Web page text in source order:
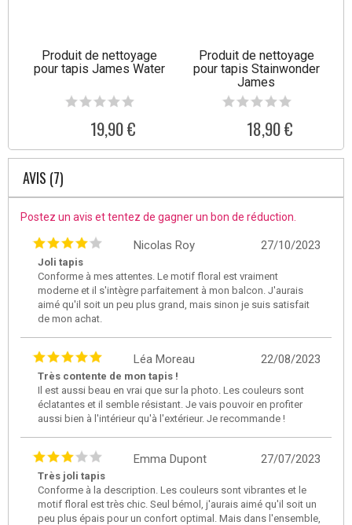
Produit de nettoyage
pour tapis James Water
19,90 €
Produit de nettoyage
pour tapis Stainwonder
James
18,90 €
AVIS (7)
Postez un avis et tentez de gagner un bon de réduction.
27/10/2023
Nicolas Roy
Joli tapis
Conforme à mes attentes. Le motif floral est vraiment
moderne et il s'intègre parfaitement à mon balcon. J'aurais
aimé qu'il soit un peu plus grand, mais sinon je suis satisfait
de mon achat.
22/08/2023
Léa Moreau
Très contente de mon tapis !
Il est aussi beau en vrai que sur la photo. Les couleurs sont
éclatantes et il semble résistant. Je vais pouvoir en profiter
aussi bien à l'intérieur qu'à l'extérieur. Je recommande !
27/07/2023
Emma Dupont
Très joli tapis
Conforme à la description. Les couleurs sont vibrantes et le
motif floral est très chic. Seul bémol, j'aurais aimé qu'il soit un
peu plus épais pour un confort optimal. Mais dans l'ensemble,